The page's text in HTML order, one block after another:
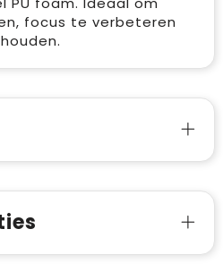
focus te verbeteren